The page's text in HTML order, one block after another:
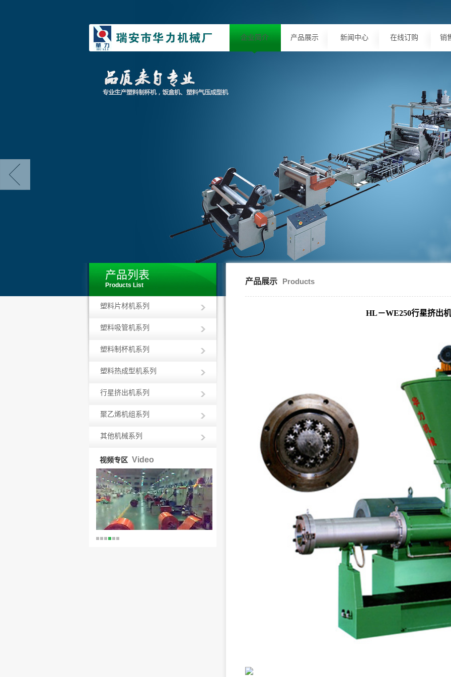
企业简介 产品展示 新闻中心 在线订购 销
产品列表
Products List
塑料片材机系列
塑料吸管机系列
塑料制杯机系列
塑料热成型机系列
行星挤出机系列
聚乙烯机组系列
其他机械系列
视频专区 Video
产品展示 Products
HL－WE250行星挤出机